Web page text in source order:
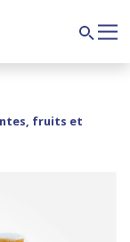
fruits et